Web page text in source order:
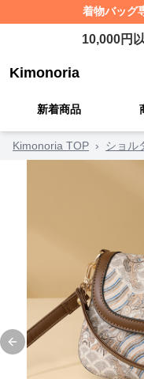
着物バッグ
10,000円
Kimonoria
新着商品
Kimonoria TOP › ショル
Previous slide